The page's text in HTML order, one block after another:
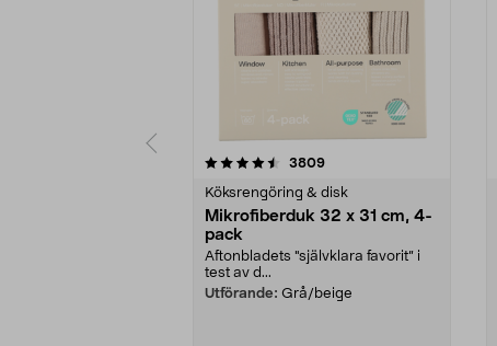
3809recensioner
Köksrengöring & disk
Mikrofiberduk 32 x 31 cm, 4-
pack
Aftonbladets "självklara favorit” i
test av d...
Utförande: Grå/beige
4.0av 5 stjärnor